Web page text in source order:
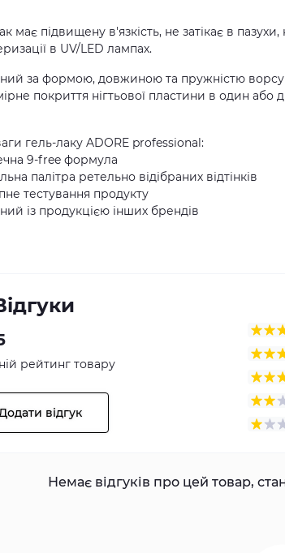
має підвищену в'язкість, не затікає в
в UV/LED лампах.
за формою, довжиною та пружністю ворсу
покриття нігтьової пластини в один або
гель-лаку ADORE professional:
9-free формула
палітра ретельно відібраних відтінків
тестування продукту
із продукцією інших брендів
рейтинг товару
відгук
Немає відгуків про цей товар,